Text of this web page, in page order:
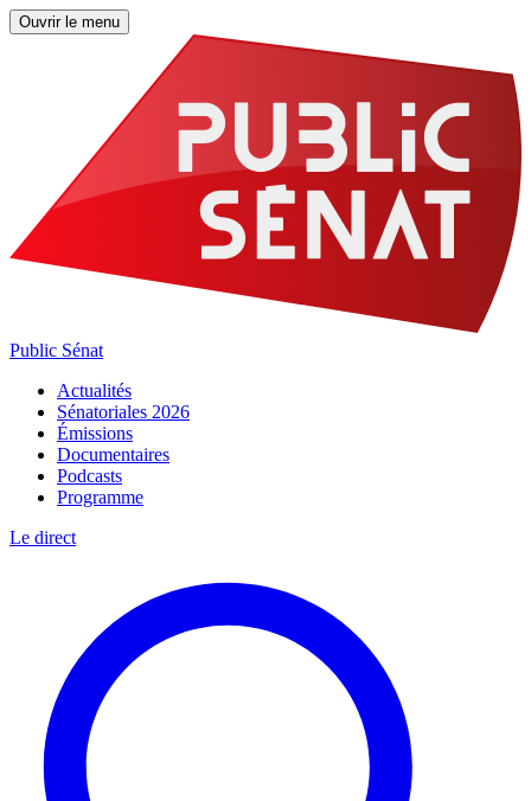
Ouvrir le menu
Public Sénat
Actualités
Sénatoriales 2026
Émissions
Documentaires
Podcasts
Programme
Le direct